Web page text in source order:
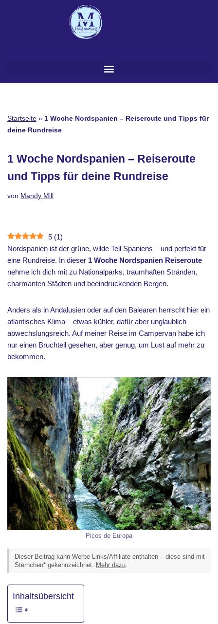
Startseite » 1 Woche Nordspanien – Reiseroute und Tipps für
deine Rundreise
1 Woche Nordspanien – Reiseroute
und Tipps für deine Rundreise
von Mandy Mill
5 (1)
Nordspanien ist der grüne, wilde Teil Spaniens – und perfekt für
eine Rundreise. In dieser 1 Woche Nordspanien Reiseroute
nehme ich dich mit zu Nationalparks, traumhaften Stränden,
charmanten Städten und beeindruckenden Bergen.
Anders als in Andalusien oder auf den Balearen herrscht hier ein
atlantisches Klima – etwas kühler, dafür aber unglaublich
abwechslungsreich. Auf meiner Reise im Campervan habe ich
nur einen Bruchteil gesehen, aber genug, um Lust auf mehr zu
bekommen.
Picos de Europa
Dieser Beitrag kann Werbe-Links/Affiliate enthalten – diese sind mit
Sternchen* gekennzeichnet. Mehr dazu.
Inhaltsübersicht